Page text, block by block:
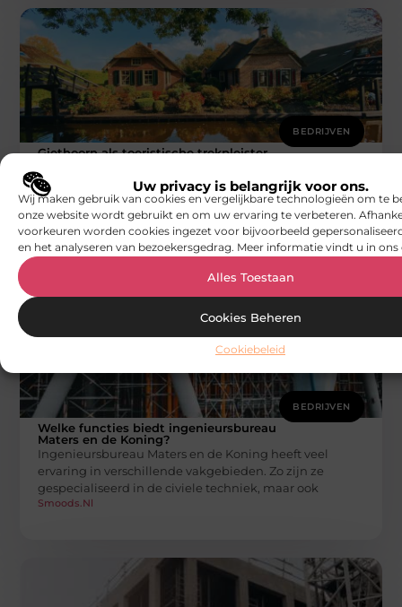
Uw privacy is belangrijk voor ons.
Wij maken gebruik van cookies en vergelijkbare technologieën om te
onze website wordt gebruikt en om uw ervaring te verbeteren.
voorkeuren worden cookies ingezet voor bijvoorbeeld
en het analyseren van bezoekersgedrag. Meer informatie vindt u in ons
Alles Toestaan
Cookies Beheren
Cookiebeleid
BEDRIJVEN
Giethoorn als toeristische trekpleister
dorp Giethoorn is in de wereld. Wie op een zomerse
dag
Smoods.nl
BEDRIJVEN
Welke functies biedt ingenieursbureau
Maters en de Koning?
Ingenieursbureau Maters en de Koning heeft veel
ervaring in verschillende vakgebieden. Zo zijn ze
gespecialiseerd in de civiele techniek, maar ook
Smoods.nl